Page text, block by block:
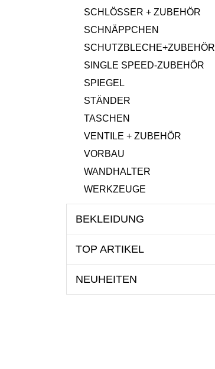
SCHLÖSSER + ZUBEHÖR
SCHNÄPPCHEN
SCHUTZBLECHE+ZUBEHÖR
SINGLE SPEED-ZUBEHÖR
SPIEGEL
STÄNDER
TASCHEN
VENTILE + ZUBEHÖR
VORBAU
WANDHALTER
WERKZEUGE
BEKLEIDUNG
TOP ARTIKEL
NEUHEITEN